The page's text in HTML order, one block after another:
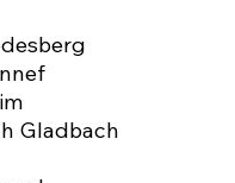
Gladbach